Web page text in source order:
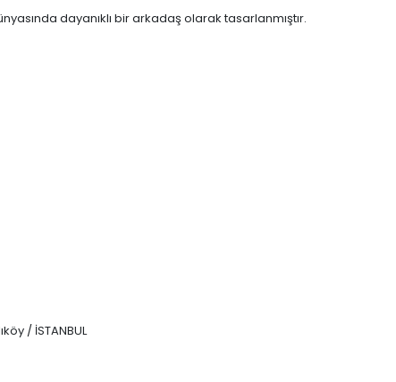
dayanıklı bir arkadaş olarak tasarlanmıştır.
/ İSTANBUL